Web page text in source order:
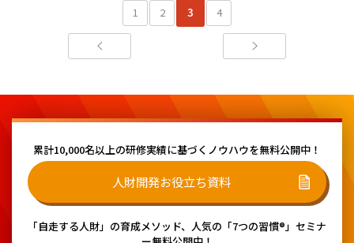
1 2 3 4
累計10,000名以上の研修実績に基づく ノウハウを無料公開中！
人財開発お役立ち資料
「自走する人財」の育成メソッド、 人気の「7つの習慣®」セミナ